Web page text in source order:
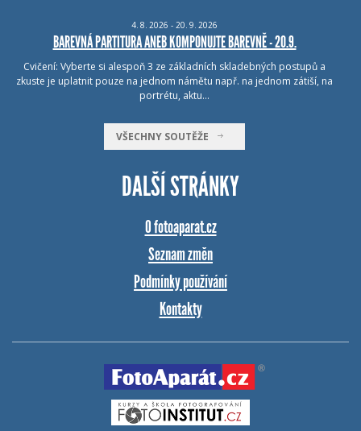
4. 8. 2026 - 20. 9. 2026
BAREVNÁ PARTITURA ANEB KOMPONUJTE BAREVNĚ - 20.9.
Cvičení: Vyberte si alespoň 3 ze základních skladebných postupů a
zkuste je uplatnit pouze na jednom námětu např. na jednom zátiší, na
portrétu, aktu…
VŠECHNY SOUTĚŽE
DALŠÍ STRÁNKY
O fotoaparat.cz
Seznam změn
Podmínky používání
Kontakty